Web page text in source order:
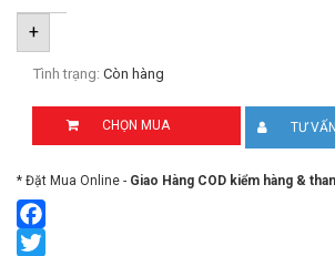
+
Tình trạng: Còn hàng
CHỌN MUA TƯ
* Đặt Mua Online - Giao Hàng COD kiểm hàng &
Facebook